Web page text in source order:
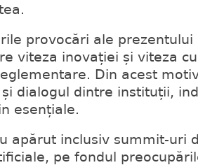
provocări ale
viteza inovației și viteza
Din acest
dialogul dintre instituții,
esențiale.
apărut inclusiv summit-uri
pe fondul